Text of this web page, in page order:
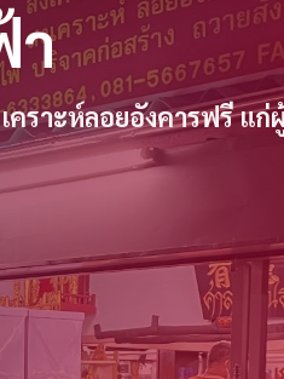
า
คราะห์ลอยอังคารฟรี แก่